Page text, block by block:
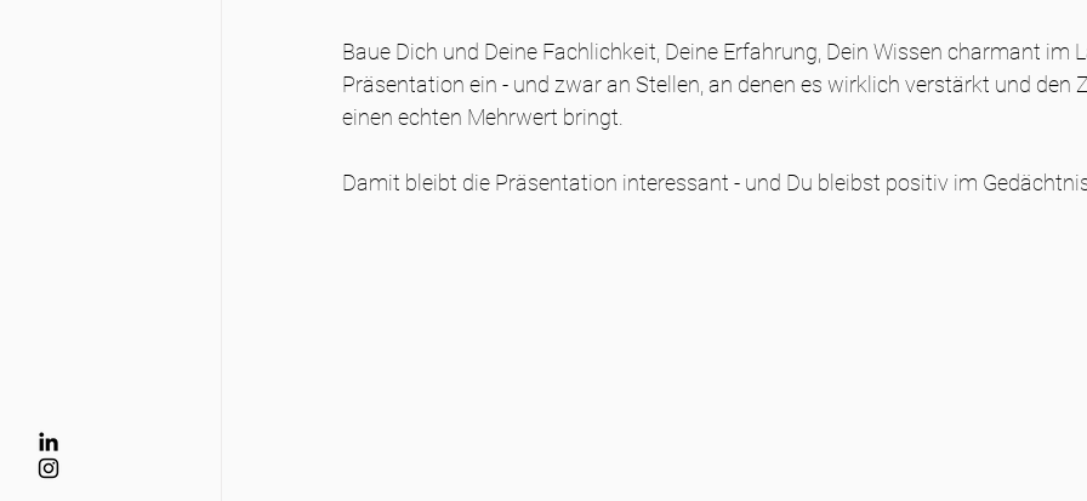
Baue Dich und Deine Fachlichkeit, Deine Erfahrung, Dein Wissen charmant im
Präsentation ein - und zwar an Stellen, an denen es wirklich verstärkt und den
einen echten Mehrwert bringt.
Damit bleibt die Präsentation interessant - und Du bleibst positiv im